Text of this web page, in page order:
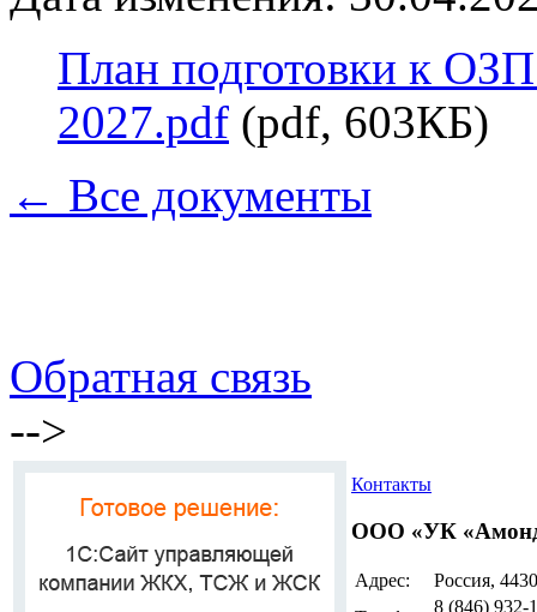
План подготовки к
2027.pdf (pdf, 603КБ)
← Все документы
Обратная связь
-->
Контакты
ООО «УК
Адрес:
Россия,
8 (846) 932-